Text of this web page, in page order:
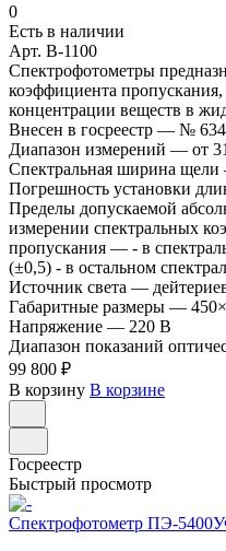
0
Есть в наличии
Арт. В-1100
Спектрофотометры
коэффициента
концентрации веществ в
Внесен в госреестр — №
Диапазон измерений — от
Спектральная ширина щели
Погрешность установки
Пределы допускаемой
измерении спектральных
пропускания — - в
(±0,5) - в остальном
Источник света —
Габаритные размеры —
Напряжение — 220 В
Диапазон показаний
99 800 ₽
В корзину В корзине
Госреестр
Быстрый просмотр
Спектрофотометр ПЭ-